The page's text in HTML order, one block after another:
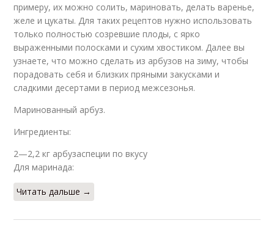
примеру, их можно солить, мариновать, делать варенье,
желе и цукаты. Для таких рецептов нужно использовать
только полностью созревшие плоды, с ярко
выраженными полосками и сухим хвостиком. Далее вы
узнаете, что можно сделать из арбузов на зиму, чтобы
порадовать себя и близких пряными закусками и
сладкими десертами в период межсезонья.
Маринованный арбуз.
Ингредиенты:
2—2,2 кг арбузаспеции по вкусу
Для маринада:
Читать дальше →